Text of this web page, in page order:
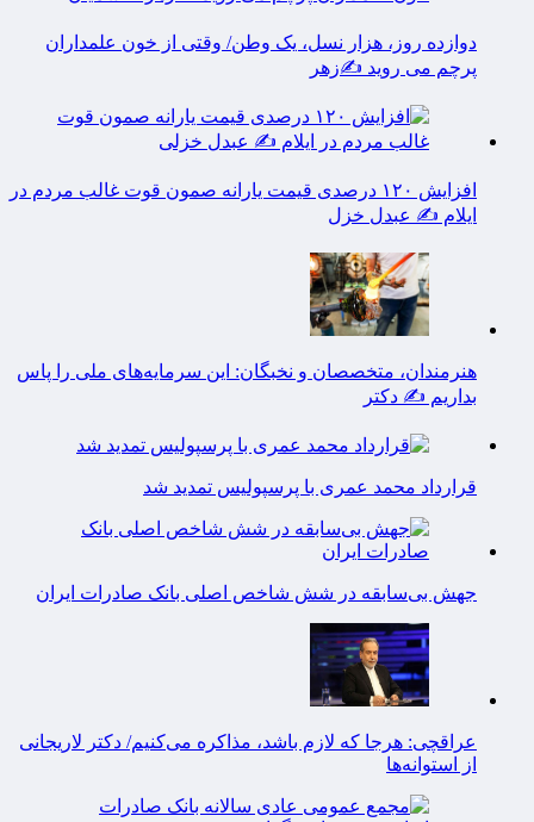
ایلام ✍️ عبدل خزل
هنرمندان، متخصصان و نخبگان: این سرمایه‌های ملی را پاس
بداریم ✍️ دکتر
قرارداد محمد عمری با پرسپولیس تمدید شد
جهش بی‌سابقه در شش شاخص اصلی بانک صادرات ایران
عراقچی: هرجا که لازم باشد، مذاکره می‌کنیم/ دکتر لاریجانی
از استوانه‌ها
برگزار می‌شود